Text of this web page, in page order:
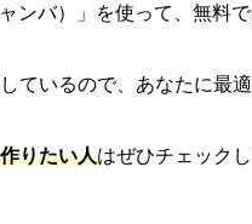
ンバ）」を使って、無料
ているので、あなたに最
りたい人はぜひチェック